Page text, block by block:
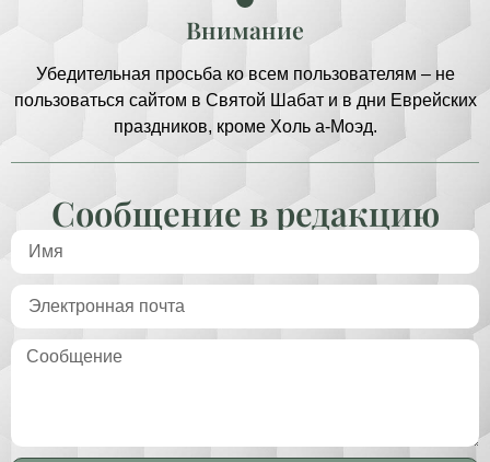
Внимание
Убедительная просьба ко всем пользователям – не
пользоваться сайтом в Святой Шабат и в дни Еврейских
праздников, кроме Холь а-Моэд.
Сообщение в редакцию